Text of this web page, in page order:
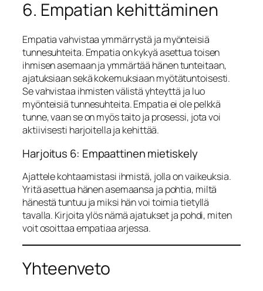
6. Empatian kehittäminen
Empatia vahvistaa ymmärrystä ja myönteisiä
tunnesuhteita. Empatia on kykyä asettua toisen
ihmisen asemaan ja ymmärtää hänen tunteitaan,
ajatuksiaan sekä kokemuksiaan myötätuntoisesti.
Se vahvistaa ihmisten välistä yhteyttä ja luo
myönteisiä tunnesuhteita. Empatia ei ole pelkkä
tunne, vaan se on myös taito ja prosessi, jota voi
aktiivisesti harjoitella ja kehittää.
Harjoitus 6: Empaattinen mietiskely
Ajattele kohtaamistasi ihmistä, jolla on vaikeuksia.
Yritä asettua hänen asemaansa ja pohtia, miltä
hänestä tuntuu ja miksi hän voi toimia tietyllä
tavalla. Kirjoita ylös nämä ajatukset ja pohdi, miten
voit osoittaa empatiaa arjessa.
Yhteenveto